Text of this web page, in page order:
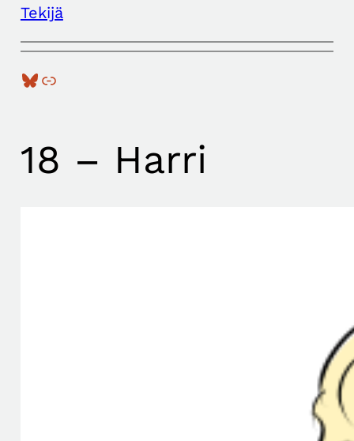
Tekijä
Bluesky Linkki
18 – Harri